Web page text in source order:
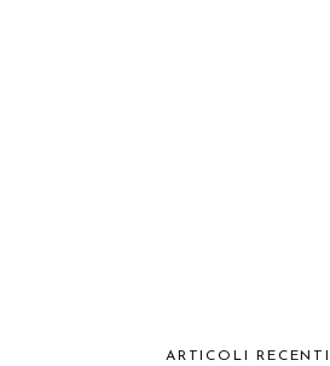
ARTICOLI RECENTI